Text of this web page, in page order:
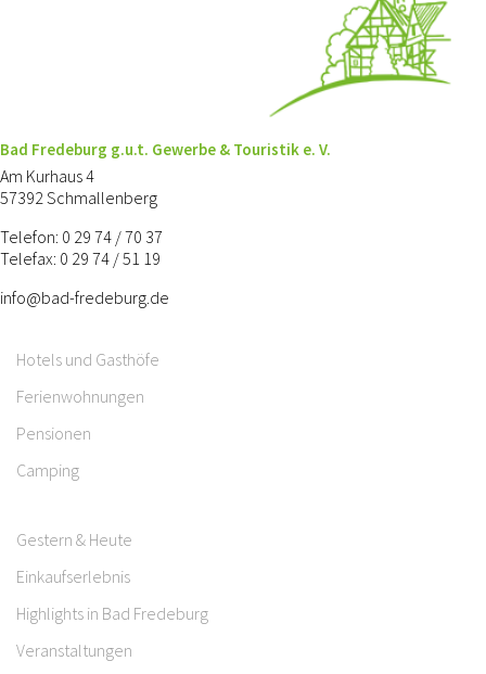
Bad Fredeburg g.u.t. Gewerbe & Touristik e. V.
Am Kurhaus 4
57392 Schmallenberg
Telefon: 0 29 74 / 70 37
Telefax: 0 29 74 / 51 19
info@bad-fredeburg.de
Hotels und Gasthöfe
Ferienwohnungen
Pensionen
Camping
Gestern & Heute
Einkaufserlebnis
Highlights in Bad Fredeburg
Veranstaltungen